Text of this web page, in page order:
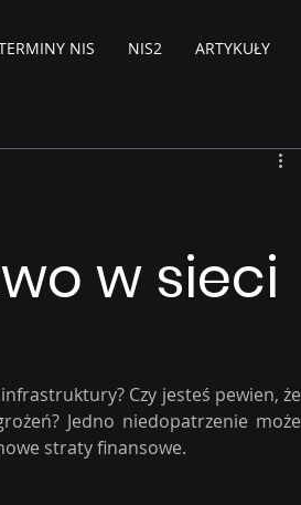
NIS NIS2 ARTYKUŁY
w sieci
Czy jesteś pewien, że
Jedno niedopatrzenie może
straty finansowe.